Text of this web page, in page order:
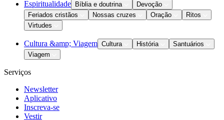
Espiritualidade Bíblia e doutrina
Devoção
Feriados cristãos
Nossas cruzes Oração
Ritos
Virtudes
Cultura &amp; Viagem Cultura História
Santuários
Viagem
Serviços
Newsletter
Aplicativo
Inscreva-se
Vestir